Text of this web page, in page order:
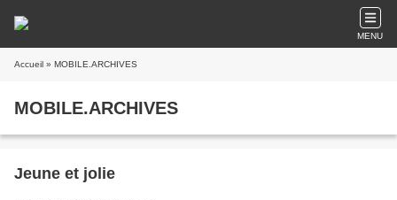
MENU
Accueil » MOBILE.ARCHIVES
MOBILE.ARCHIVES
Jeune et jolie